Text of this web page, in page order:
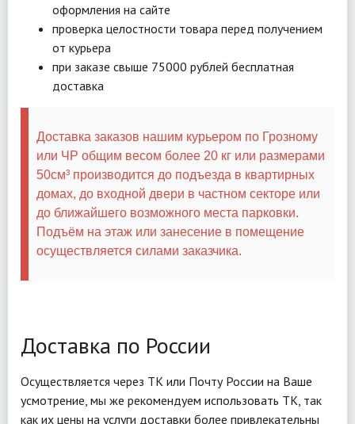
оформления на сайте
проверка целостности товара перед получением
от курьера
при заказе свыше 75000 рублей бесплатная
доставка
Доставка заказов нашим курьером по Грозному
или ЧР общим весом более 20 кг или размерами
50см³ производится до подъезда в квартирных
домах, до входной двери в частном секторе или
до ближайшего возможного места парковки.
Подъём на этаж или занесение в помещение
осуществляется силами заказчика.
Доставка по России
Осуществляется через ТК или Почту России на Ваше
усмотрение, мы же рекомендуем использовать ТК, так
как их цены на услуги доставки более привлекательны